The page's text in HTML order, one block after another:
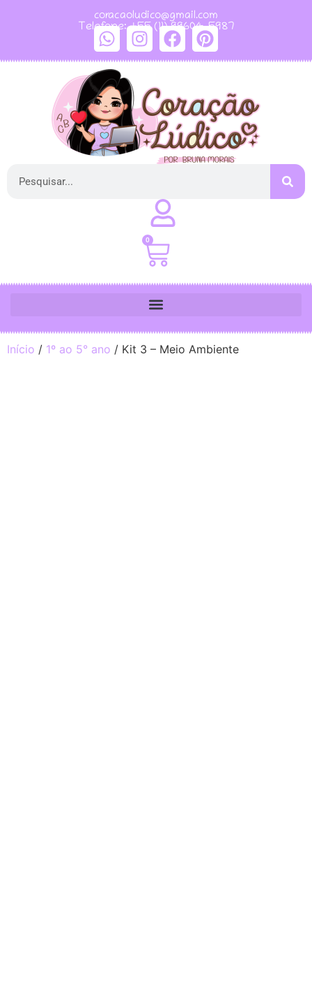
coracaoludico@gmail.com
Telefone: +55 (11) 99604-5987
0
Início / 1º ao 5° ano / Kit 3 – Meio Ambiente